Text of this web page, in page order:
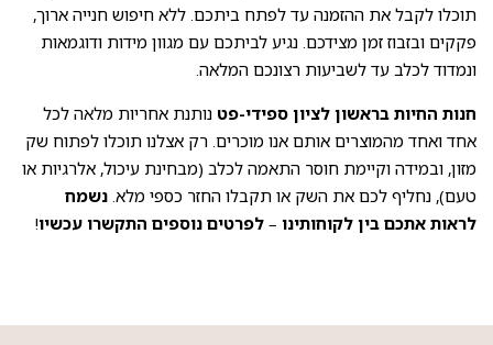
תוכלו לקבל את ההזמנה עד לפתח ביתכם. ללא חיפוש חנייה ארוך,
פקקים ובזבוז זמן מצידכם. נגיע לביתכם עם מגוון מידות ודוגמאות
ונמדוד לכלב עד לשביעות רצונכם המלאה.
חנות החיות בראשון לציון ספידי-פט נותנת אחריות מלאה לכל
אחד ואחד מהמוצרים אותם אנו מוכרים. רק אצלנו תוכלו לפתוח שק
מזון, ובמידה וקיימת חוסר התאמה לכלב (מבחינת עיכול, אלרגיות או
טעם), נחליף לכם את השק או תקבלו החזר כספי מלא. נשמח
לראות אתכם בין לקוחותינו – לפרטים נוספים התקשרו עכשיו!